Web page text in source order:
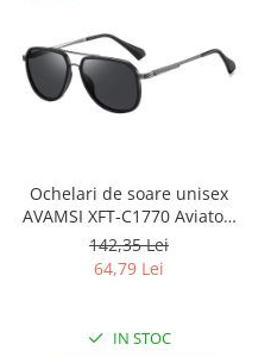
Ochelari de soare unisex
AVAMSI XFT-C1770 Aviator,
Polarizati, Negru
142,35 Lei
64,79 Lei
IN STOC